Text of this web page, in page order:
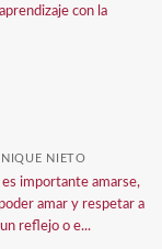
con la
NIETO
importante amarse,
amar y respetar a
reflejo o e...